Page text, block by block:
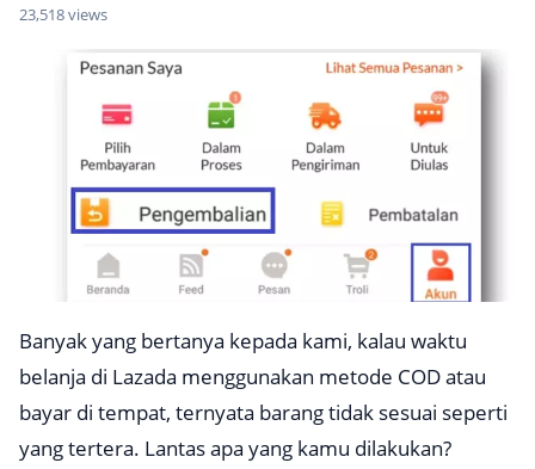
23,518 views
Banyak yang bertanya kepada kami, kalau waktu
belanja di Lazada menggunakan metode COD atau
bayar di tempat, ternyata barang tidak sesuai seperti
yang tertera. Lantas apa yang kamu dilakukan?